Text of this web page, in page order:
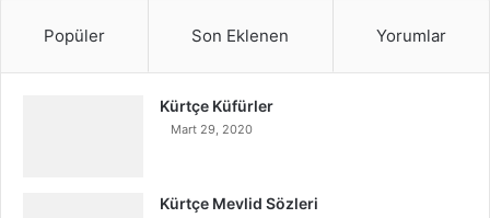
Popüler Son Eklenen Yorumlar
Kürtçe Küfürler
Mart 29, 2020
Kürtçe Mevlid Sözleri